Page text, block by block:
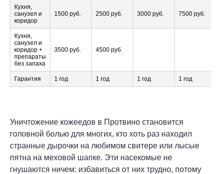
Кухня,
санузел и
коридор
1500 руб. 2500 руб. 3000 руб. 7500 руб.
Кухня,
санузел и
коридор +
препараты
без запаха
3500 руб. 4500 руб.
Гарантия 1 год 1 год 1 год 1 год
Уничтожение кожеедов в Протвино становится
головной болью для многих, кто хоть раз находил
странные дырочки на любимом свитере или лысые
пятна на меховой шапке. Эти насекомые не
гнушаются ничем: избавиться от них трудно, потому